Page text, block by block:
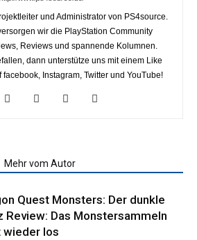
und Administrator von PS4source.
wir die PlayStation Community
Reviews und spannende Kolumnen.
dann unterstütze uns mit einem Like
facebook, Instagram, Twitter und YouTube!
Mehr vom Autor
Quest Monsters: Der dunkle
Review: Das Monstersammeln
wieder los